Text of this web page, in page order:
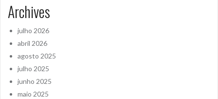
Archives
julho 2026
abril 2026
agosto 2025
julho 2025
junho 2025
maio 2025